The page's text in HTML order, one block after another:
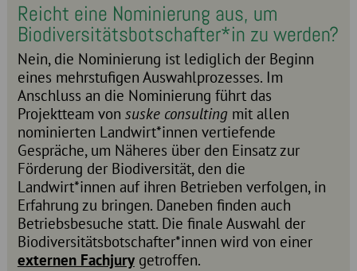
Reicht eine Nominierung aus, um
Biodiversitätsbotschafter*in zu werden?
Nein, die Nominierung ist lediglich der Beginn
eines mehrstufigen Auswahlprozesses. Im
Anschluss an die Nominierung führt das
Projektteam von suske consulting mit allen
nominierten Landwirt*innen vertiefende
Gespräche, um Näheres über den Einsatz zur
Förderung der Biodiversität, den die
Landwirt*innen auf ihren Betrieben verfolgen, in
Erfahrung zu bringen. Daneben finden auch
Betriebsbesuche statt. Die finale Auswahl der
Biodiversitätsbotschafter*innen wird von einer
externen Fachjurygetroffen.